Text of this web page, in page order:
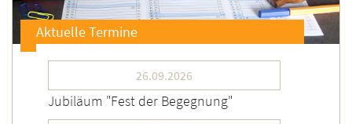
Aktuelle Termine
26.09.2026
Jubiläum "Fest der Begegnung"